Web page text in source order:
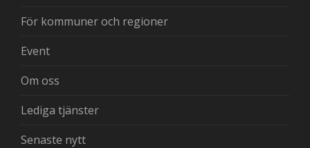
För kommuner och regioner
Event
Om oss
Lediga tjänster
Senaste nytt